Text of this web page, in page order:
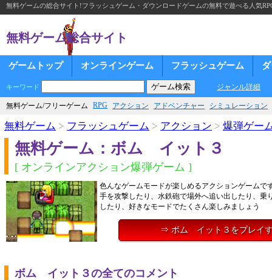
無料ゲームの総合サイト!フラッシュゲーム・ダウンロードゲームの無料で遊べる人気
無料ゲーム総合サイト
ゲームトップ オンラインゲーム フラッシュゲーム
キーワード ジャンル詳細
無料ゲーム/フリーゲーム RPG アクション アドベンチャー シミュレーション
無料ゲーム > フラッシュゲーム > アクション > 爆弾ゲー
無料ゲーム：ボム イット３
[ オンラインアクション爆弾ゲーム ]
色んなゲームモードが楽しめるアクションゲームで
手を攻撃したり、水鉄砲で場外へ追い出したり、乗
したり、好きなモードでたくさん楽しみましょう
⇒ ボム イット３をプレイ
ボム イット３の全てのコメント